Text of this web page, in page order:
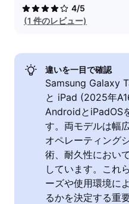
4/5
(1 件のレビュー)
違いを一目で確認
Samsung Galaxy
と iPad (2025年
AndroidとiPadOS
す。両モデルは幅
オペレーティング
術、耐久性におい
しています。これ
ーズや使用環境に
るかを決定する重